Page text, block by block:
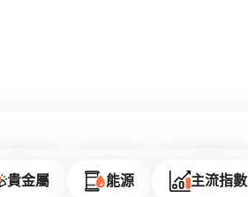
貴金屬 能源 主流指數